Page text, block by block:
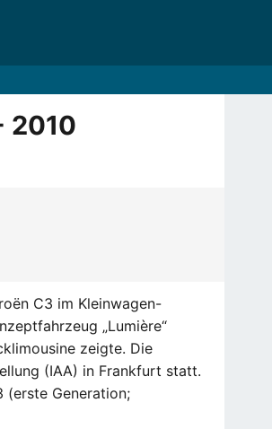
2010
C3 im Kleinwagen-
„Lumière“
zeigte. Die
(IAA) in Frankfurt statt.
(erste Generation;